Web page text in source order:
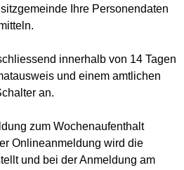
Ihre Personendaten
innerhalb von 14 Tagen
und einem amtlichen
an.
zum Wochenaufenthalt
Onlineanmeldung wird die
und bei der Anmeldung am